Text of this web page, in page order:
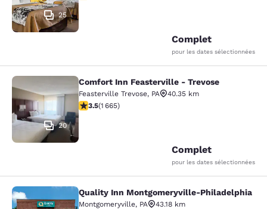
25
Complet
pour les dates sélectionnées
Comfort Inn Feasterville - Trevose
20
Comfort Inn Feasterville - Trevose
Feasterville Trevose, PA
40.35 km
3.46 étoiles. Bien. 1665 commentaires
3.5(1 665)
Complet
pour les dates sélectionnées
Quality Inn Montgomeryville-
Quality Inn Montgomeryville-Philadelphia
Montgomeryville, PA
43.18 km